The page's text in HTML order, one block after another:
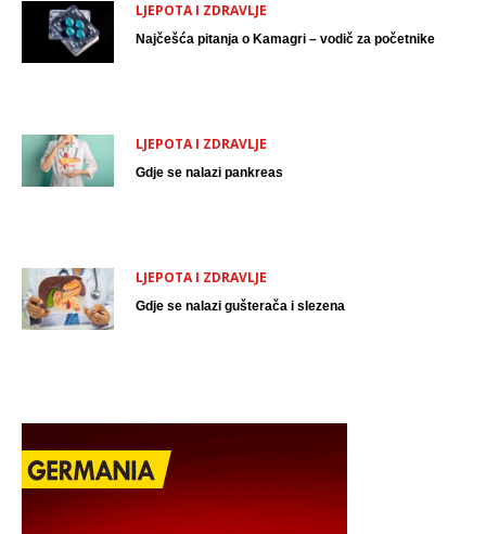
LJEPOTA I ZDRAVLJE
Najčešća pitanja o Kamagri – vodič za početnike
LJEPOTA I ZDRAVLJE
Gdje se nalazi pankreas
LJEPOTA I ZDRAVLJE
Gdje se nalazi gušterača i slezena